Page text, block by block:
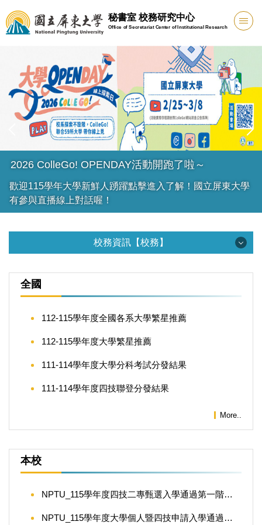
跳
到
主
區
秘書室 校務研究中心
Office of Secretariat Center of Institutional Research
2026 ColleGo! OPENDAY活動開跑了啦～
歡迎115學年大學新鮮人踴躍點擊進入了解！國立屏東大學
有參與直播線上對話喔！
校務資訊【校務】
全國
全國
112-115學年度全國各系大學繁星推薦
112-115學年度大學繁星推薦
111-114學年度大學分科考試分發結果
111-114學年度四技聯登分發結果
More..
本校
NPTU_115學年度四技二專甄選入學通過第一階段篩選校系_跨年度比較
NPTU_115學年度大學個人暨四技申請入學通過第一階段篩選系(組)_跨年度比較